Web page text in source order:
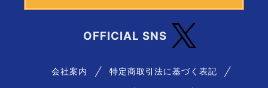
OFFICIAL SNS
会社案内 特定商取引法に基づく表記